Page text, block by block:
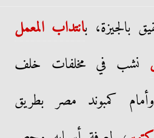
بالجيزة، بانتداب المعمل
نشب في مخلفات خلف
كمبوند مصر بطريق